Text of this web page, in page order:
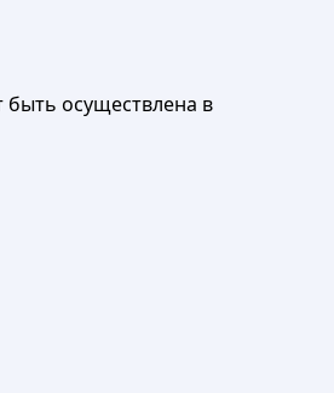
быть осуществлена в